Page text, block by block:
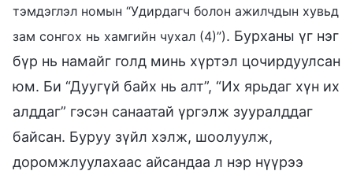
тэмдэглэл номын “Удирдагч болон ажилчдын хувьд
зам сонгох нь хамгийн чухал (4)”). Бурханы үг нэг
бүр нь намайг голд минь хүртэл цочирдуулсан
юм. Би “Дуугүй байх нь алт”, “Их ярьдаг хүн их
алддаг” гэсэн санаатай үргэлж зууралддаг
байсан. Буруу зүйл хэлж, шоолуулж,
доромжлуулахаас айсандаа л нэр нүүрээ